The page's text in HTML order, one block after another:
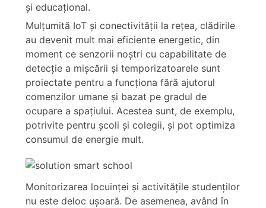
şi educaţional.
Mulţumită IoT şi conectivităţii la reţea, clădirile
au devenit mult mai eficiente energetic, din
moment ce senzorii noştri cu capabilitate de
detecţie a mişcării şi temporizatoarele sunt
proiectate pentru a funcționa fără ajutorul
comenzilor umane şi bazat pe gradul de
ocupare a spaţiului. Acestea sunt, de exemplu,
potrivite pentru şcoli şi colegii, şi pot optimiza
consumul de energie mult.
Monitorizarea locuinţei şi activităţile studenţilor
nu este deloc uşoară. De asemenea, având în